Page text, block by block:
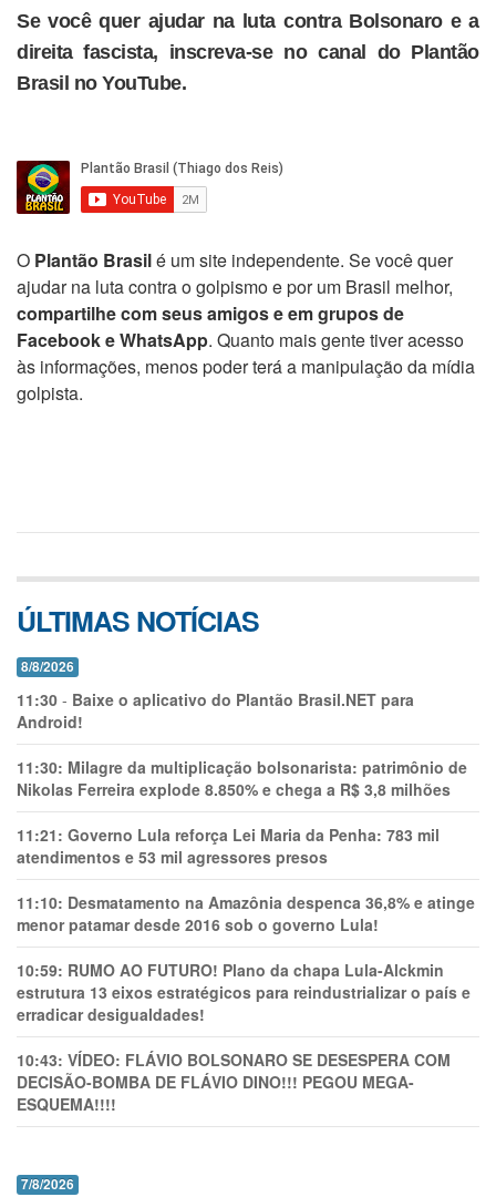
Se você quer ajudar na luta contra Bolsonaro e a
direita fascista, inscreva-se no canal do Plantão
Brasil no YouTube.
O Plantão Brasilé um site independente. Se você quer
ajudar na luta contra o golpismo e por um Brasil melhor,
compartilhe com seus amigos e em grupos de
Facebook e WhatsApp. Quanto mais gente tiver acesso
às informações, menos poder terá a manipulação da mídia
golpista.
ÚLTIMAS NOTÍCIAS
8/8/2026
11:30 - Baixe o aplicativo do Plantão Brasil.NET para
Android!
11:30: Milagre da multiplicação bolsonarista: patrimônio de
Nikolas Ferreira explode 8.850% e chega a R$ 3,8 milhões
11:21: Governo Lula reforça Lei Maria da Penha: 783 mil
atendimentos e 53 mil agressores presos
11:10: Desmatamento na Amazônia despenca 36,8% e atinge
menor patamar desde 2016 sob o governo Lula!
10:59: RUMO AO FUTURO! Plano da chapa Lula-Alckmin
estrutura 13 eixos estratégicos para reindustrializar o país e
erradicar desigualdades!
10:43: VÍDEO: FLÁVIO BOLSONARO SE DESESPERA COM
DECISÃO-BOMBA DE FLÁVIO DINO!!! PEGOU MEGA-
ESQUEMA!!!!
7/8/2026